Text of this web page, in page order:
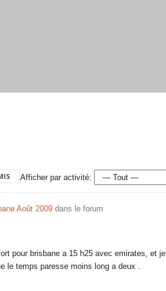
Afficher par activité:
Août 2009 dans le forum
pour brisbane a 15 h25 avec emirates, et je
le temps paresse moins long a deux .